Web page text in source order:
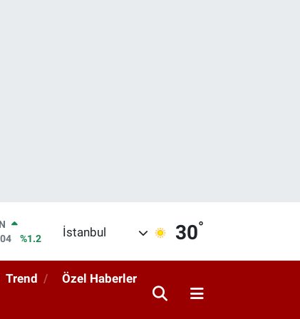
%0.17
İstanbul 30°
Trend Özel Haberler